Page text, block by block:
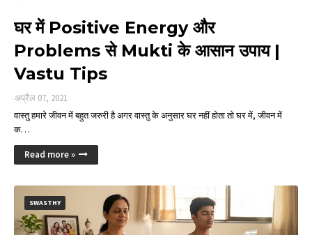
घर में Positive Energy और
Problems से Mukti के आसान उपाय |
Vastu Tips
अप्रैल 07, 2021
वास्तु हमारे जीवन में बहुत जरुरी है अगर वास्तु के अनुसार घर नहीं होता तो घर में, जीवन में
क…
Read more »
SWASTHY